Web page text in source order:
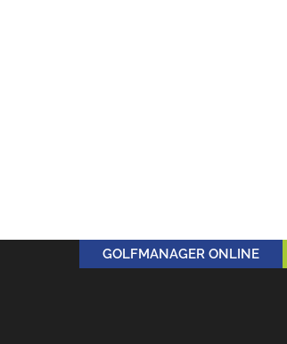
GOLFMANAGER ONLINE